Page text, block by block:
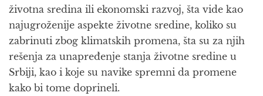
životna sredina ili ekonomski razvoj, šta vide kao
najugroženije aspekte životne sredine, koliko su
zabrinuti zbog klimatskih promena, šta su za njih
rešenja za unapređenje stanja životne sredine u
Srbiji, kao i koje su navike spremni da promene
kako bi tome doprineli.